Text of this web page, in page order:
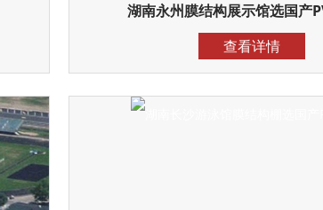
湖南永州膜结构展示馆选国产
查看详情